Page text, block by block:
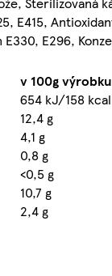
E415,
E296,
v 100g výrobku
654 kJ/158 kcal
12,4 g
4,1 g
0,8 g
<0,5 g
10,7 g
2,4 g